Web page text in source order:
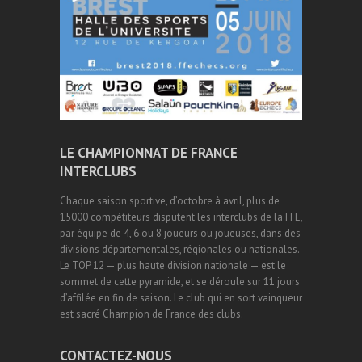
LE CHAMPIONNAT DE FRANCE
INTERCLUBS
Chaque saison sportive, d’octobre à avril, plus de
15000 compétiteurs disputent les interclubs de la FFE,
par équipe de 4, 6 ou 8 joueurs ou joueuses, dans des
divisions départementales, régionales ou nationales.
Le TOP 12 — plus haute division nationale — est le
sommet de cette pyramide, et se déroule sur 11 jours
d’affilée en fin de saison. Le club qui en sort vainqueur
est sacré Champion de France des clubs.
CONTACTEZ-NOUS